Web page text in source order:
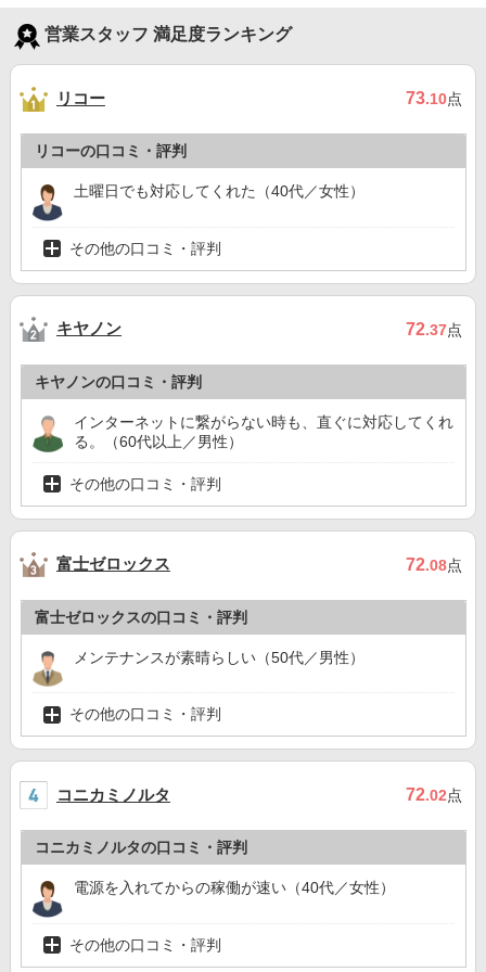
営業スタッフ 満足度ランキング
リコー 73.10点
リコーの口コミ・評判
土曜日でも対応してくれた（40代／女性）
その他の口コミ・評判
キヤノン 72.37点
キヤノンの口コミ・評判
インターネットに繋がらない時も、直ぐに対応してくれ
る。（60代以上／男性）
その他の口コミ・評判
富士ゼロックス 72.08点
富士ゼロックスの口コミ・評判
メンテナンスが素晴らしい（50代／男性）
その他の口コミ・評判
コニカミノルタ 72.02点
コニカミノルタの口コミ・評判
電源を入れてからの稼働が速い（40代／女性）
その他の口コミ・評判